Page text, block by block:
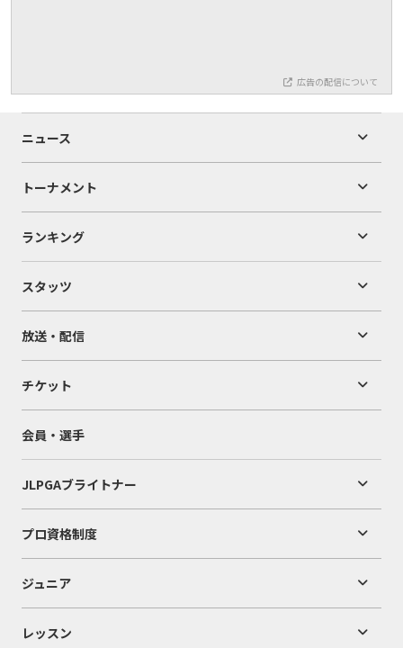
広告の配信について
ニュース
トーナメント
ランキング
スタッツ
放送・配信
チケット
会員・選手
JLPGAブライトナー
プロ資格制度
ジュニア
レッスン